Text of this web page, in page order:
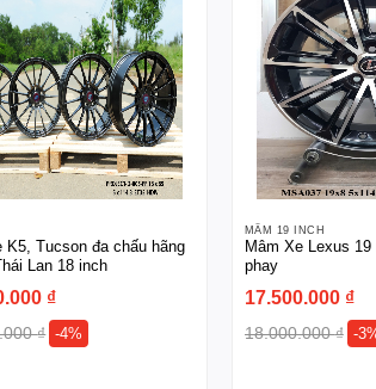
K5, Tucson đa chấu hãng
Lan 18 inch
₫
₫ -4%
MÂM 19 INCH
Mâm Xe Lexus
phay
17.500.000 ₫
18.000.000₫ -